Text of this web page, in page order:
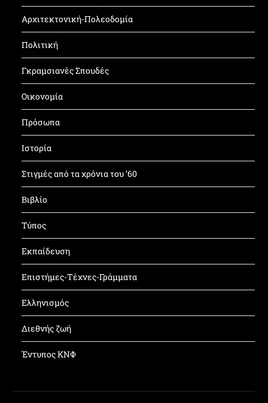
Αρχιτεκτονική-Πολεοδομία
Πολιτική
Γκραμσιανές Σπουδές
Οικονομία
Πρόσωπα
Ιστορία
Στιγμές από τα χρόνια του ’60
Βιβλίο
Τύπος
Εκπαίδευση
Επιστήμες-Τέχνες-Γράμματα
Ελληνισμός
Διεθνής ζωή
Έντυπος ΚΝΦ